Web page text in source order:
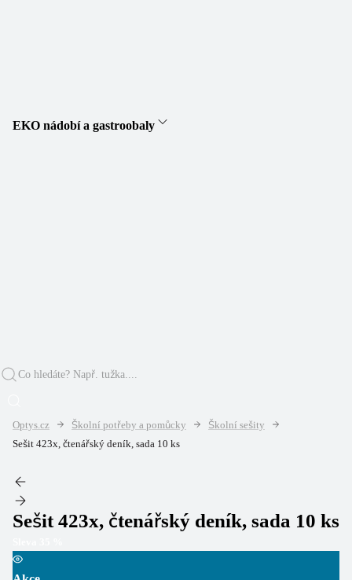
EKO nádobí a gastroobaly
Optys.cz Školní potřeby a pomůcky
Školní sešity
Sešit 423x, čtenářský deník, sada 10 ks
Sešit 423x, čtenářský deník, sada 10 ks